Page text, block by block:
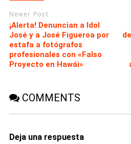
Newer Post
¡Alerta! Denuncian a Idol
José y a José Figueroa por
estafa a fotógrafos
profesionales con «Falso
Proyecto en Hawái»
COMMENTS
Deja una respuesta